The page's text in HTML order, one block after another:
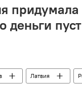
Латвия